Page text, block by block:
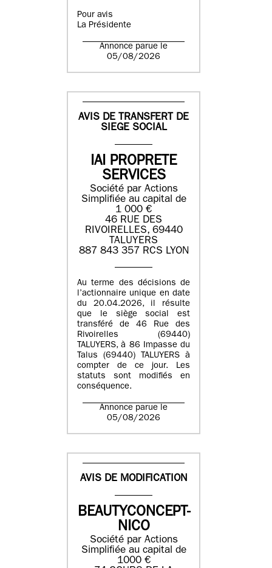
Pour avis
La Présidente
Annonce parue le
05/08/2026
AVIS DE TRANSFERT DE
SIEGE SOCIAL
IAI PROPRETE
SERVICES
Société par Actions
Simplifiée au capital de
1 000 €
46 RUE DES
RIVOIRELLES, 69440
TALUYERS
887 843 357 RCS LYON
Au terme des décisions de
l’actionnaire unique en date
du 20.04.2026, il résulte
que le siège social est
transféré de 46 Rue des
Rivoirelles (69440)
TALUYERS, à 86 Impasse du
Talus (69440) TALUYERS à
compter de ce jour. Les
statuts sont modifiés en
conséquence.
Annonce parue le
05/08/2026
AVIS DE MODIFICATION
BEAUTYCONCEPT-
NICO
Société par Actions
Simplifiée au capital de
1000 €